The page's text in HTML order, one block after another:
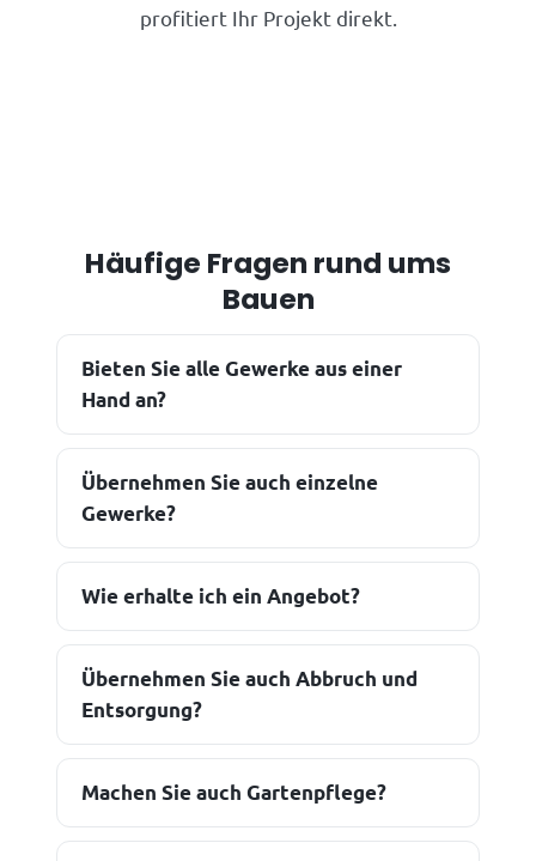
profitiert Ihr Projekt direkt.
Häufige Fragen rund ums
Bauen
Bieten Sie alle Gewerke aus einer
Hand an?
Übernehmen Sie auch einzelne
Gewerke?
Wie erhalte ich ein Angebot?
Übernehmen Sie auch Abbruch und
Entsorgung?
Machen Sie auch Gartenpflege?